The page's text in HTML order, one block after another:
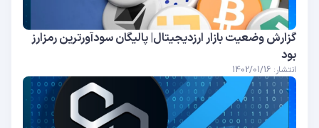
گزارش وضعیت بازار ارزدیجیتال| پالیگان سودآورترین رمزارز
بود
انتشار: 1402/01/16